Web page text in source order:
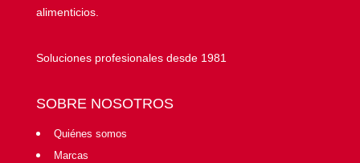
alimenticios.
Soluciones profesionales desde 1981
SOBRE NOSOTROS
Quiénes somos
Marcas